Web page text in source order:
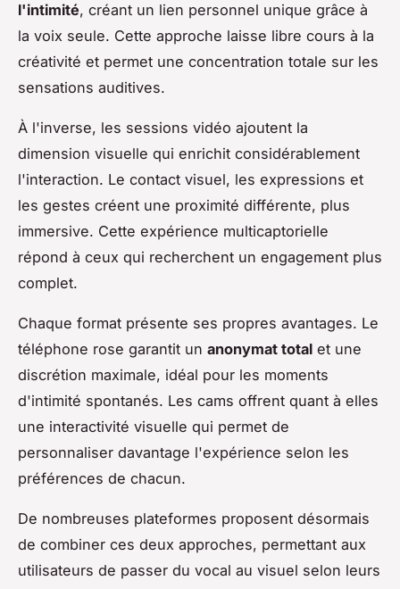
l'intimité, créant un lien personnel unique grâce à
la voix seule. Cette approche laisse libre cours à la
créativité et permet une concentration totale sur les
sensations auditives.
À l'inverse, les sessions vidéo ajoutent la
dimension visuelle qui enrichit considérablement
l'interaction. Le contact visuel, les expressions et
les gestes créent une proximité différente, plus
immersive. Cette expérience multicaptorielle
répond à ceux qui recherchent un engagement plus
complet.
Chaque format présente ses propres avantages. Le
téléphone rose garantit un anonymat total et une
discrétion maximale, idéal pour les moments
d'intimité spontanés. Les cams offrent quant à elles
une interactivité visuelle qui permet de
personnaliser davantage l'expérience selon les
préférences de chacun.
De nombreuses plateformes proposent désormais
de combiner ces deux approches, permettant aux
utilisateurs de passer du vocal au visuel selon leurs